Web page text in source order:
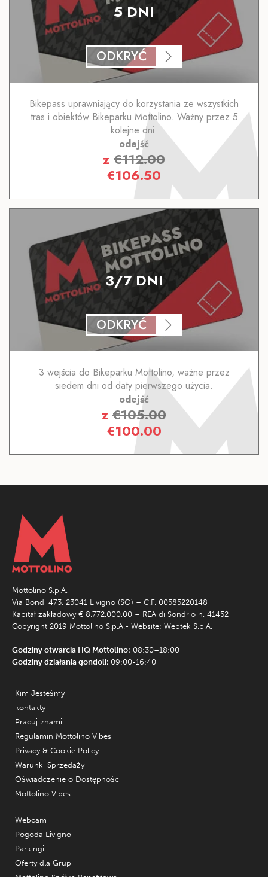
5 DNI
ODKRYĆ
Bikepass uprawniający do korzystania ze wszystkich
tras i obiektów Bikeparku Mottolino. Ważny przez 5
kolejne dni.
odejść
z €112.00
€106.50
3/7 DNI
ODKRYĆ
3 wejścia do Bikeparku Mottolino, ważne przez
siedem dni od daty pierwszego użycia.
odejść
z €105.00
€100.00
Mottolino S.p.A.
Via Bondi 473, 23041 Livigno (SO) – C.F. 00585220148
Kapitał zakładowy € 8.772.000,00 – REA di Sondrio n. 41452
Copyright 2019 Mottolino S.p.A.- Website: Webtek S.p.A.
Godziny otwarcia HQ Mottolino: 08:30–18:00
Godziny działania gondoli: 09:00-16:40
Kim Jesteśmy
kontakty
Pracuj znami
Regulamin Mottolino Vibes
Privacy & Cookie Policy
Warunki Sprzedaży
Oświadczenie o Dostępności
Mottolino Vibes
Webcam
Pogoda Livigno
Parkingi
Oferty dla Grup